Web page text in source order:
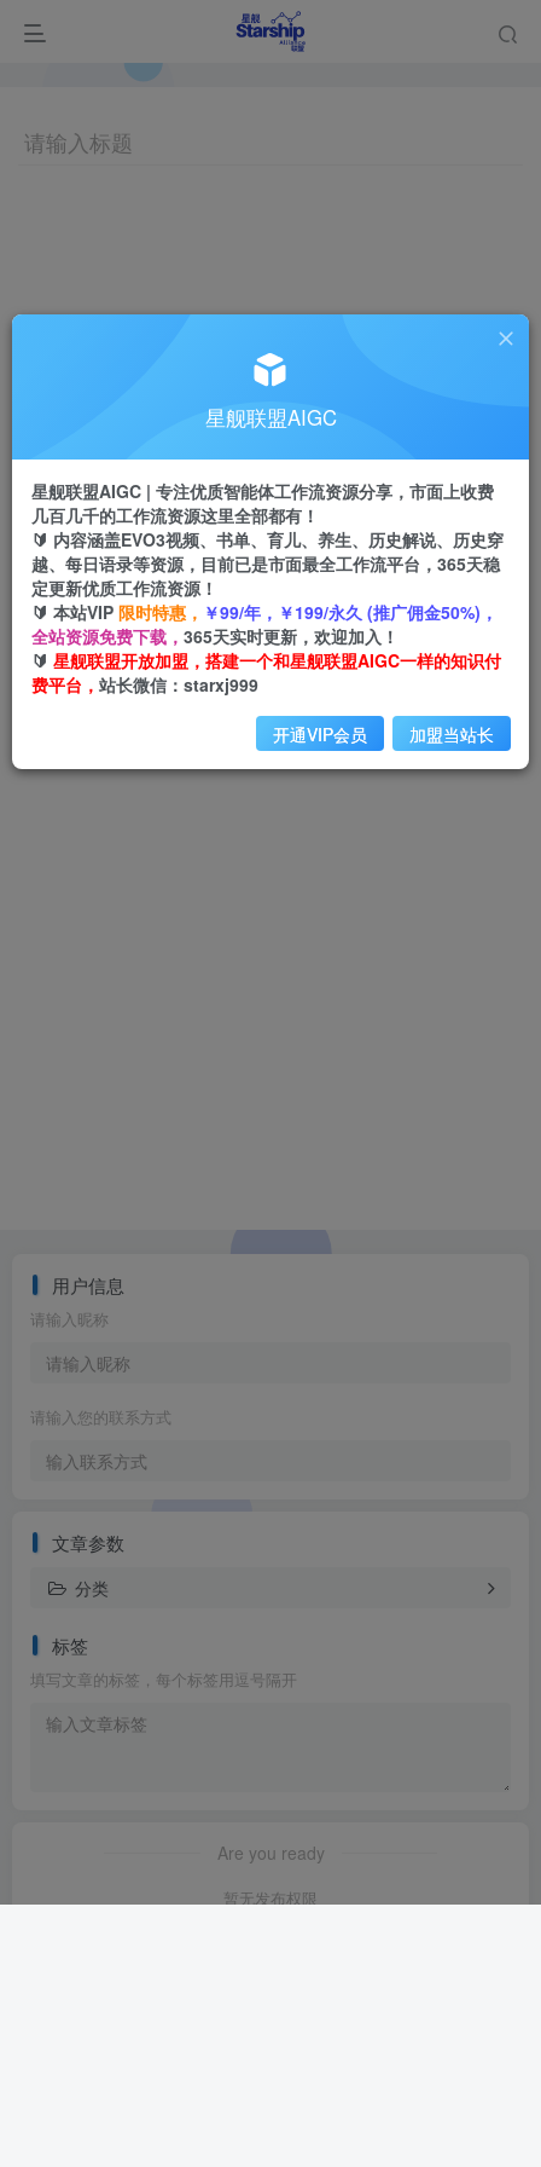
Hi！请先登录
登录
用户信息
请输入昵称
请输入您的联系方式
文章参数
分类
标签
填写文章的标签，每个标签用逗号隔开
Are you ready
暂无发布权限
星舰联盟AIGC
星舰联盟AIGC | 专注优质智能体工作流资源分享，市面上收费
几百几千的工作流资源这里全部都有！
🔰 内容涵盖EVO3视频、书单、育儿、养生、历史解说、历史穿
越、每日语录等资源，目前已是市面最全工作流平台，365天稳
定更新优质工作流资源！
🔰 本站VIP 限时特惠， ￥99/年，￥199/永久 (推广佣金50%)，
全站资源免费下载， 365天实时更新，欢迎加入！
🔰 星舰联盟开放加盟，搭建一个和星舰联盟AIGC一样的知识付
费平台， 站长微信：starxj999
开通VIP会员 加盟当站长